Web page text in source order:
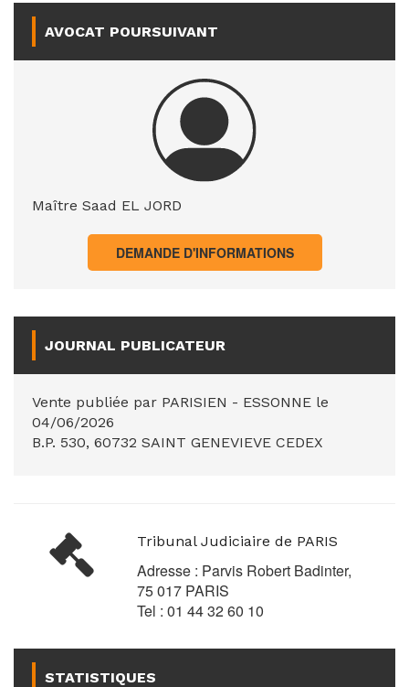
AVOCAT POURSUIVANT
Maître Saad EL JORD
DEMANDE D'INFORMATIONS
JOURNAL PUBLICATEUR
Vente publiée par PARISIEN - ESSONNE le
04/06/2026
B.P. 530, 60732 SAINT GENEVIEVE CEDEX
Tribunal Judiciaire de PARIS
Adresse : Parvis Robert Badinter,
75 017 PARIS
Tel : 01 44 32 60 10
STATISTIQUES